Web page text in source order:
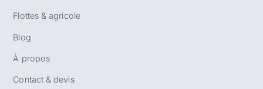
Flottes & agricole
Blog
À propos
Contact & devis